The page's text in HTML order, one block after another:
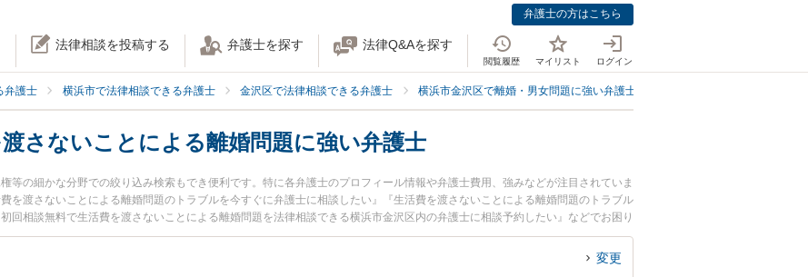
弁護士の方はこちら
法律相談を投稿する 弁護士を探す 法律Q&Aを探す
閲覧履歴 マイリスト ログイン
弁護士 横浜市で法律相談できる弁護士 金沢区で法律相談できる弁護士 横浜市金沢区で離婚・男女問題に強い弁護士
さないことによる離婚問題に強い弁護士
等の細かな分野での絞り込み検索もでき便利です。特に各弁護士のプロフィール情報や弁護士費用、強みなどが注目されていま
を渡さないことによる離婚問題のトラブルを今すぐに弁護士に相談したい』『生活費を渡さないことによる離婚問題のトラブル
回相談無料で生活費を渡さないことによる離婚問題を法律相談できる横浜市金沢区内の弁護士に相談予約したい』などでお困り
変更